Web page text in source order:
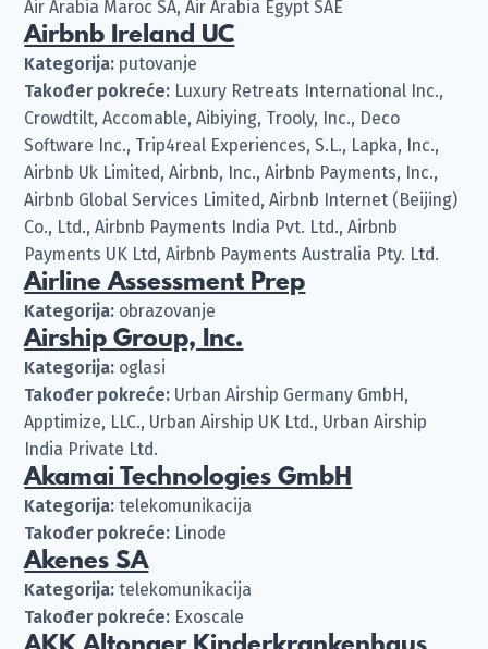
Air Arabia Maroc SA, Air Arabia Egypt SAE
Airbnb Ireland UC
Kategorija: putovanje
Također pokreće: Luxury Retreats International Inc.,
Crowdtilt, Accomable, Aibiying, Trooly, Inc., Deco
Software Inc., Trip4real Experiences, S.L., Lapka, Inc.,
Airbnb Uk Limited, Airbnb, Inc., Airbnb Payments, Inc.,
Airbnb Global Services Limited, Airbnb Internet (Beijing)
Co., Ltd., Airbnb Payments India Pvt. Ltd., Airbnb
Payments UK Ltd, Airbnb Payments Australia Pty. Ltd.
Airline Assessment Prep
Kategorija: obrazovanje
Airship Group, Inc.
Kategorija: oglasi
Također pokreće: Urban Airship Germany GmbH,
Apptimize, LLC., Urban Airship UK Ltd., Urban Airship
India Private Ltd.
Akamai Technologies GmbH
Kategorija: telekomunikacija
Također pokreće: Linode
Akenes SA
Kategorija: telekomunikacija
Također pokreće: Exoscale